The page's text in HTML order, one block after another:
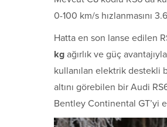
0-100 km/s hızlanmasını
Hatta en son lanse edilen
kg ağırlık ve güç
kullanılan elektrik destekli
altını görebilen bir Audi
Bentley Continental GT’yi